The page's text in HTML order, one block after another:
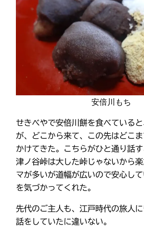
安倍川もち
せきべやで安倍川餅を食べている
が、どこから来て、この先はどこ
かけてきた。こちらがひと通り話
津ノ谷峠は大した峠じゃないから
マが多いが道幅が広いので安心し
を気づかってくれた。
先代のご主人も、江戸時代の旅人
話をしていたに違いない。